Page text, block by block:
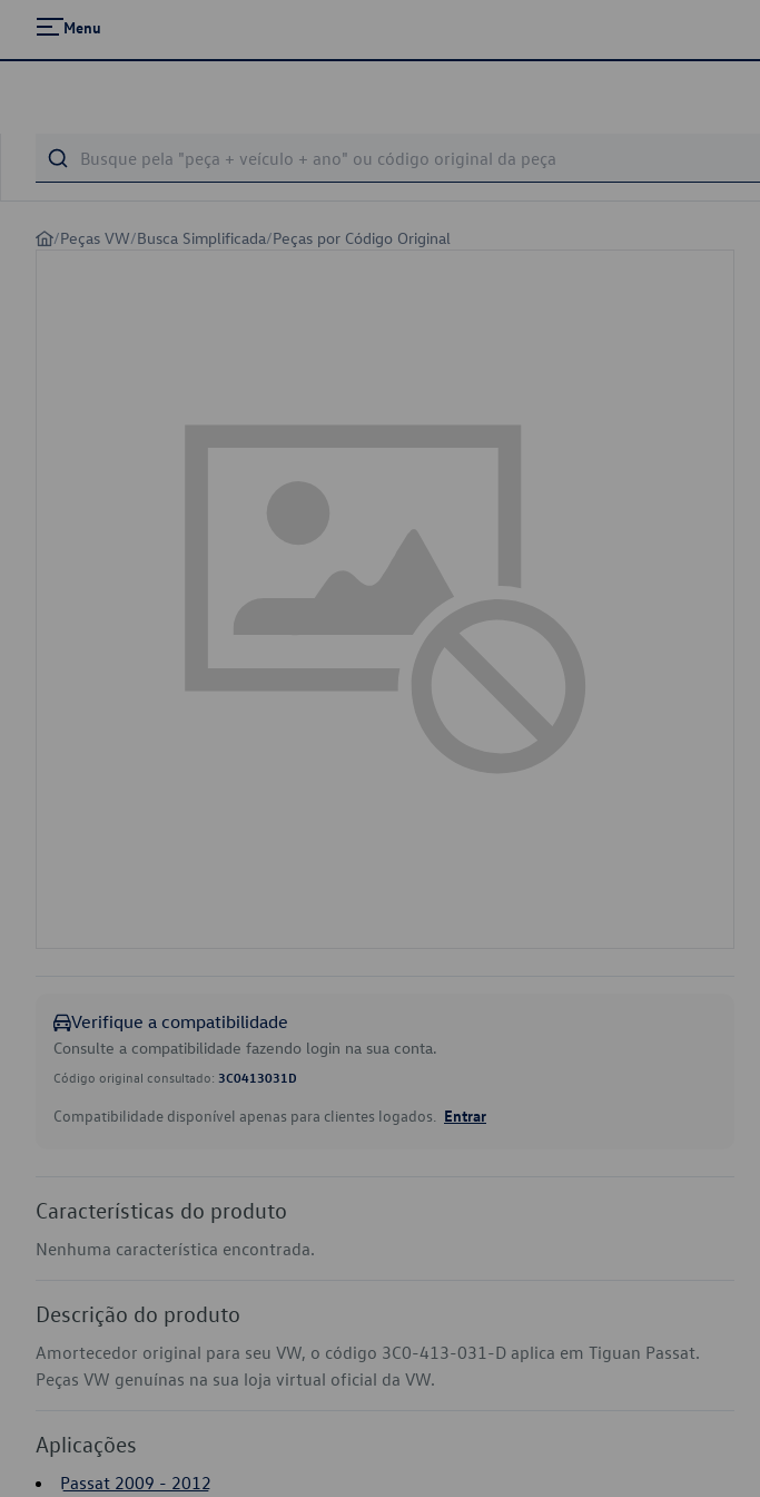
Menu
/Peças VW/Busca Simplificada/Peças por Código Original
Verifique a compatibilidade
Consulte a compatibilidade fazendo login na sua conta.
Código original consultado: 3C0413031D
Compatibilidade disponível apenas para clientes logados. Entrar
Características do produto
Nenhuma característica encontrada.
Descrição do produto
Amortecedor original para seu VW, o código 3C0-413-031-D aplica em Tiguan Passat.
Peças VW genuínas na sua loja virtual oficial da VW.
Aplicações
Passat 2009 - 2012